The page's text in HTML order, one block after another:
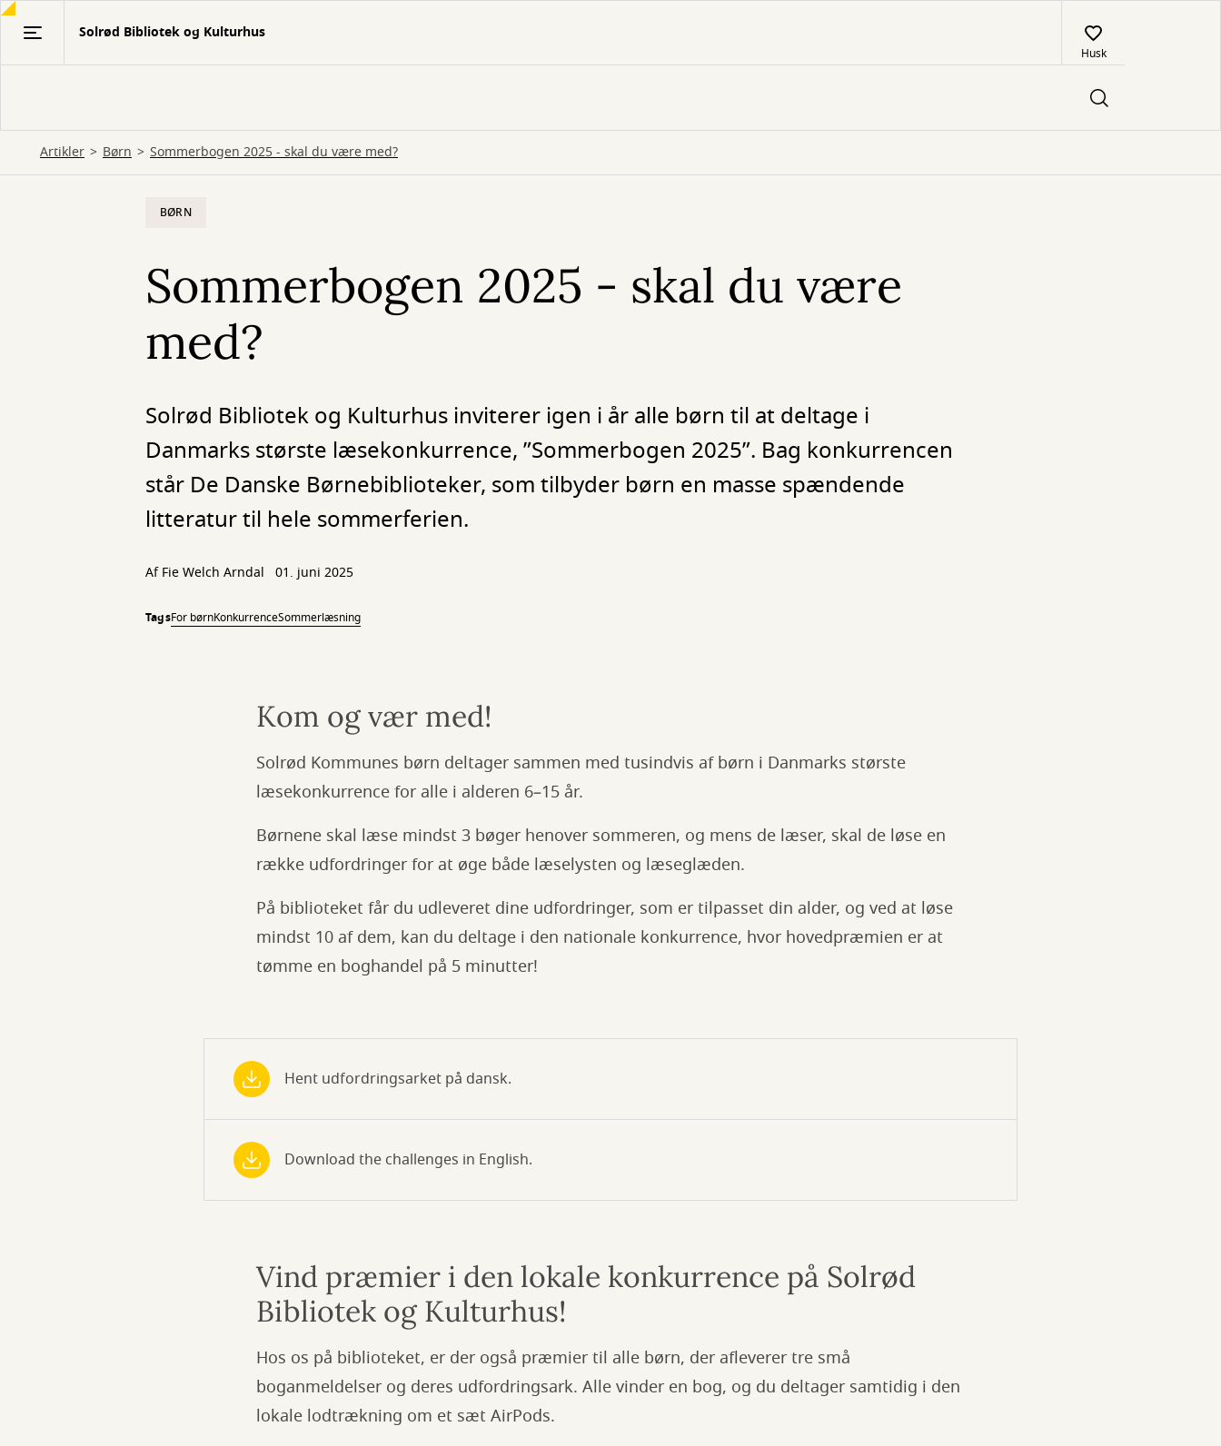
Gå
Solrød Bibliotek og Kulturhus
Husk
Artikler Børn Sommerbogen 2025 - skal du være med?
BØRN
Sommerbogen 2025 - skal du være
med?
Solrød Bibliotek og Kulturhus inviterer igen i år alle børn til at deltage i
Danmarks største læsekonkurrence, ”Sommerbogen 2025”. Bag konkurrencen
står De Danske Børnebiblioteker, som tilbyder børn en masse spændende
litteratur til hele sommerferien.
AfFie Welch Arndal 01. juni 2025
TagsFor børnKonkurrenceSommerlæsning
Kom og vær med!
Solrød Kommunes børn deltager sammen med tusindvis af børn i Danmarks største
læsekonkurrence for alle i alderen 6–15 år.
Børnene skal læse mindst 3 bøger henover sommeren, og mens de læser, skal de løse en
række udfordringer for at øge både læselysten og læseglæden.
På biblioteket får du udleveret dine udfordringer, som er tilpasset din alder, og ved at løse
mindst 10 af dem, kan du deltage i den nationale konkurrence, hvor hovedpræmien er at
tømme en boghandel på 5 minutter!
Hent udfordringsarket på dansk.
Download the challenges in English.
Vind præmier i den lokale konkurrence på Solrød
Bibliotek og Kulturhus!
Hos os på biblioteket, er der også præmier til alle børn, der afleverer tre små
boganmeldelser og deres udfordringsark. Alle vinder en bog, og du deltager samtidig i den
lokale lodtrækning om et sæt AirPods.